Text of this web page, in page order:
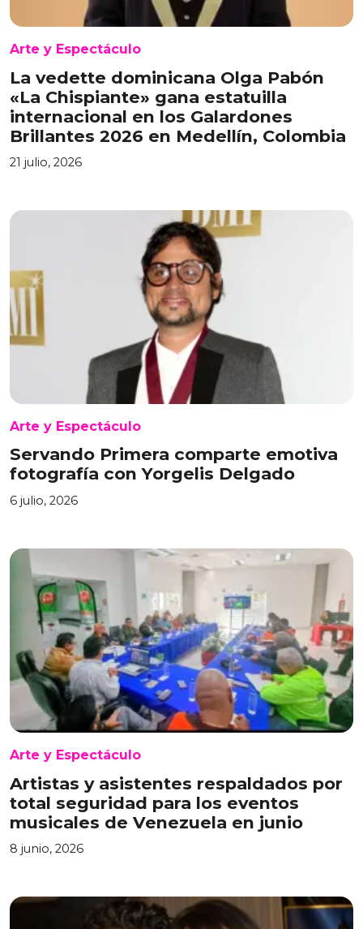
Arte y Espectáculo
La vedette dominicana Olga Pabón
«La Chispiante» gana estatuilla
internacional en los Galardones
Brillantes 2026 en Medellín, Colombia
21 julio, 2026
Arte y Espectáculo
Servando Primera comparte emotiva
fotografía con Yorgelis Delgado
6 julio, 2026
Arte y Espectáculo
Artistas y asistentes respaldados por
total seguridad para los eventos
musicales de Venezuela en junio
8 junio, 2026